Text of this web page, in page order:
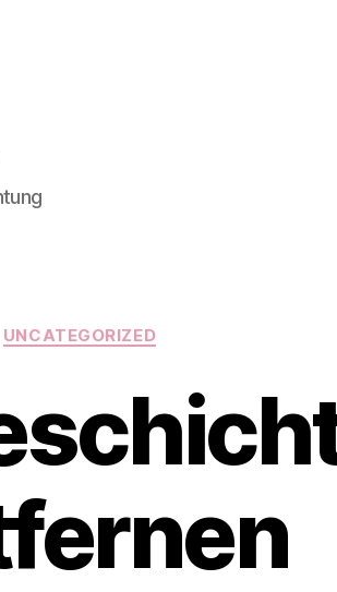
Kategorien
UNCATEGORIZED